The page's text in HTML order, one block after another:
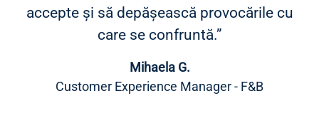
accepte și să depășească provocările cu
care se confruntă.”
Mihaela G.
Customer Experience Manager - F&B